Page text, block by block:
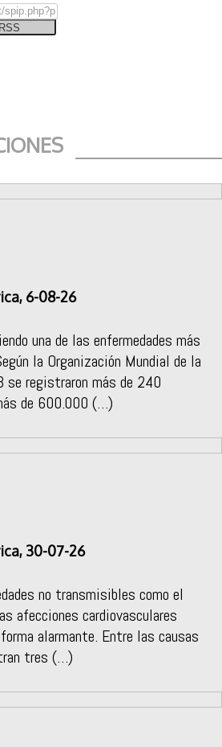
6-08-26
una de las enfermedades más
la Organización Mundial de la
se registraron más de 240
de 600.000 (…)
30-07-26
no transmisibles como el
afecciones cardiovasculares
alarmante. Entre las causas
tres (…)